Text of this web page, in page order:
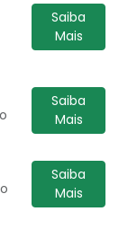
Saiba
Mais
Saiba
Mais
Saiba
Mais